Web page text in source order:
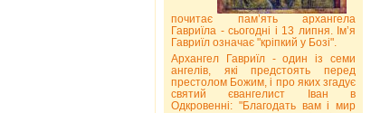
почитає пам’ять архангела
Гавриїла - сьогодні і 13 липня. Ім’я
Гавриїл означає "кріпкий у Бозі".
Архангел Гавриїл - один із семи
ангелів, які предстоять перед
престолом Божим, і про яких згадує
святий євангелист Іван в
Одкровенні: "Благодать вам і мир